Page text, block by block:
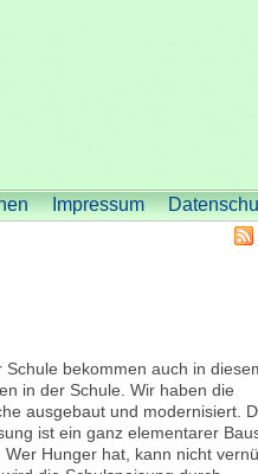
Impressum
Schule bekommen auch in
in der Schule. Wir haben die
ausgebaut und modernisiert.
ist ein ganz elementarer
Hunger hat, kann nicht